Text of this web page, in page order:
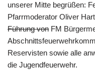
unserer Mitte begrüßen:
Pfarrmoderator Oliver
Führung von FM
Reservisten sowie alle
die Jugendfeuerwehr.